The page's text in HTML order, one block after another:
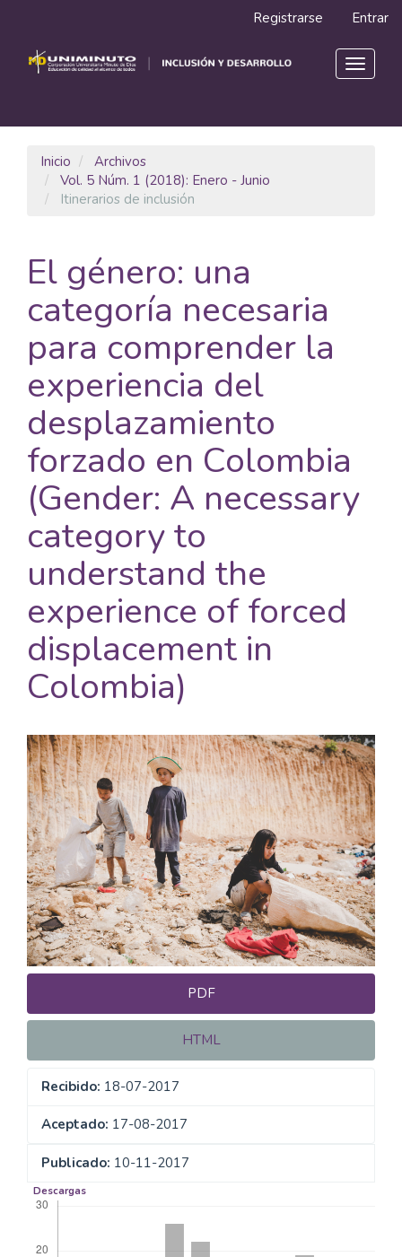
Contenido
principal
Registrarse Entrar
Toggle
Inicio
Archivos
Vol. 5 Núm. 1 (2018): Enero - Junio
Itinerarios de inclusión
El género: una
categoría necesaria
para comprender la
experiencia del
desplazamiento
forzado en Colombia
(Gender: A necessary
category to
understand the
experience of forced
displacement in
Colombia)
Barra
lateral
del
artículo
PDF
HTML
Recibido: 18-07-2017
Aceptado: 17-08-2017
Publicado: 10-11-2017
Descargas